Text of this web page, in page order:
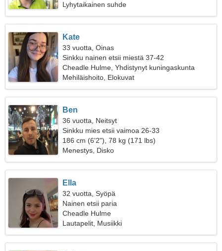
Lyhytaikainen suhde
Kate
33 vuotta, Oinas
Sinkku nainen etsii miestä 37-42
Cheadle Hulme, Yhdistynyt kuningaskunta
Mehiläishoito, Elokuvat
Ben
36 vuotta, Neitsyt
Sinkku mies etsii vaimoa 26-33
186 cm (6'2"), 78 kg (171 lbs)
Menestys, Disko
Ella
32 vuotta, Syöpä
Nainen etsii paria
Cheadle Hulme
Lautapelit, Musiikki